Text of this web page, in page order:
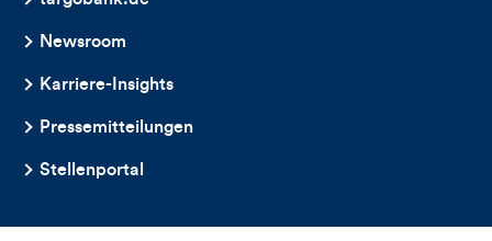
Newsroom
Karriere-Insights
Pressemitteilungen
Stellenportal